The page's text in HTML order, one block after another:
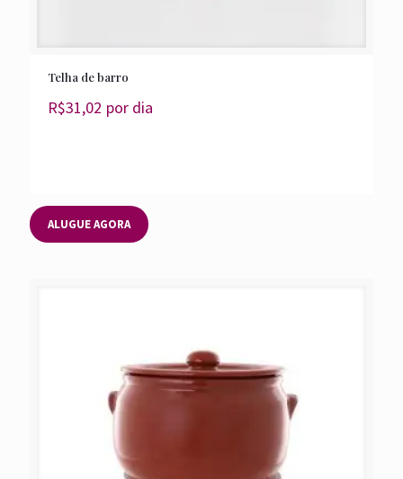
Telha de barro
R$31,02 por dia
ALUGUE AGORA